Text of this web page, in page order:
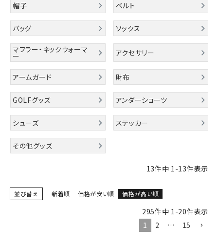
search
詳しい条件から探す
帽子
ベルト
バッグ ソックス
マフラー・ネックウォーマ
ー アクセサリー
アームガード 財布
GOLFグッズ アンダーショーツ
シューズ ステッカー
その他グッズ
13件中 1-13件表示
並び替え 新着順 価格が安い順 価格が高い順
295件中 1-20件表示
1
2 … 15